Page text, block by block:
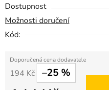
Dostupnost
Možnosti doručení
Kód:
194 Kč –25 %